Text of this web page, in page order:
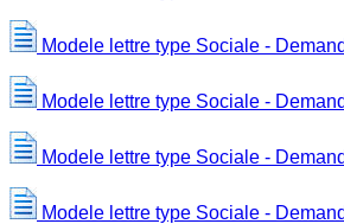
Modele lettre type Sociale -
Modele lettre type Sociale -
Modele lettre type Sociale -
Modele lettre type Sociale -